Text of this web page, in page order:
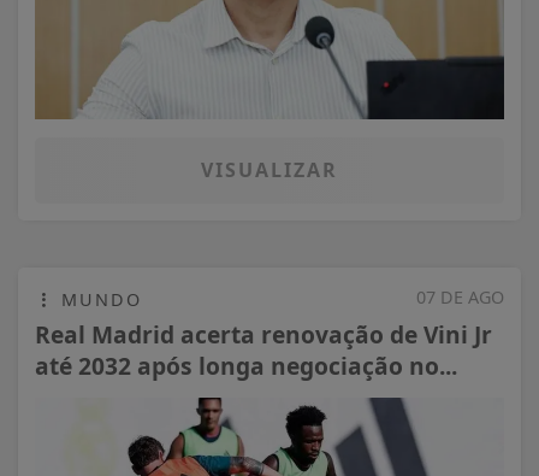
VISUALIZAR
07 DE AGO
MUNDO
Real Madrid acerta renovação de Vini Jr
até 2032 após longa negociação no...